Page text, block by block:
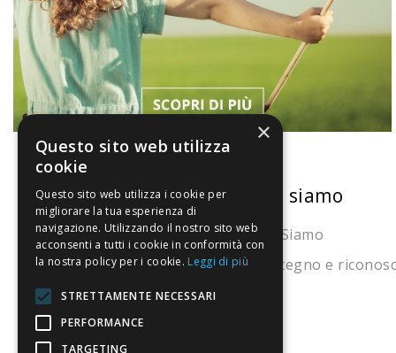
La nostra convenienza
Il risparmio che fa ambiente
Il nostro manifesto
Il blog
Perché fidarti
Chi siamo
Chi Siamo
Sostegno e
×
Questo sito web utilizza
cookie
Questo sito web utilizza i cookie per
migliorare la tua esperienza di
navigazione. Utilizzando il nostro sito web
acconsenti a tutti i cookie in conformità con
la nostra policy per i cookie. Leggi di più
STRETTAMENTE NECESSARI
PERFORMANCE
TARGETING